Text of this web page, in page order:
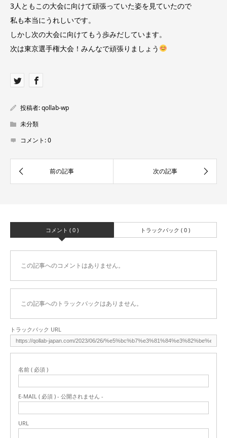
3人ともこの大会に向けて頑張っていた姿を見ていたので
私も本当にうれしいです。
しかし次の大会に向けてもう歩みだしています。
次は東京選手権大会！みんなで頑張りましょう
投稿者:qollab-wp
未分類
コメント:0
コメント ( 0 ) トラックバック ( 0 )
この記事へのコメントはありません。
この記事へのトラックバックはありません。
トラックバック URL
名前 ( 必須 )
E-MAIL ( 必須 ) - 公開されません -
URL